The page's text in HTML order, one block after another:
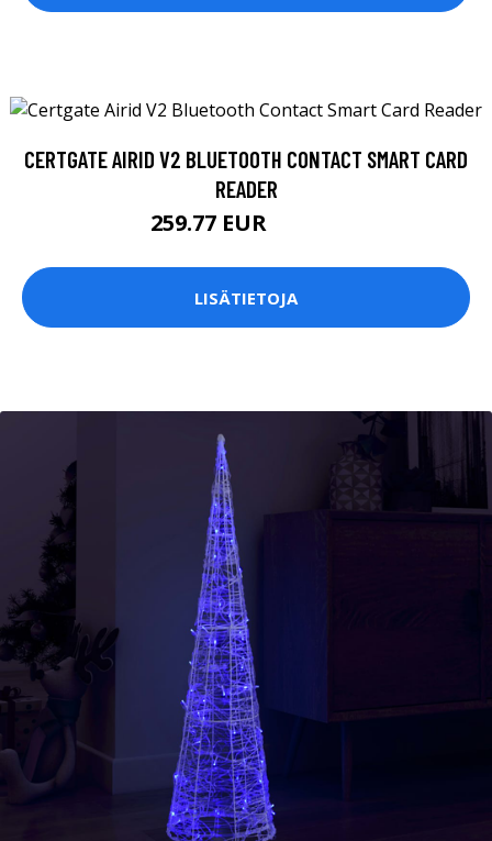
CERTGATE AIRID V2 BLUETOOTH CONTACT SMART CARD
READER
259.77 EUR
LISÄTIETOJA